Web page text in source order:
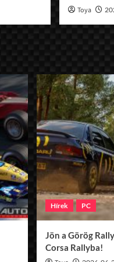
Toya
Hírek PC
Jön a Görög
Corsa Rallyba!